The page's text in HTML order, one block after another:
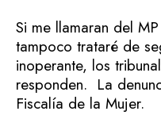
Si me llamaran del
tampoco trataré de
inoperante, los
responden. La
Fiscalía de la Mujer.